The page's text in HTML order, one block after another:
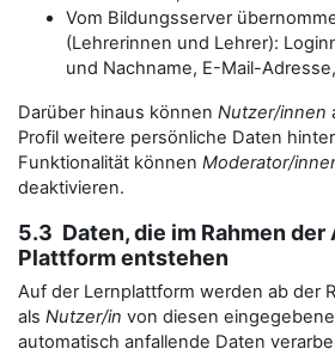
Vom Bildungsserver
(Lehrerinnen und Lehrer):
und Nachname, E-Mail-
Darüber hinaus können Nutzer/innen
Profil weitere persönliche Daten
Funktionalität können Moderator/
deaktivieren.
5.3 Daten, die im Rahmen
Plattform entstehen
Auf der Lernplattform werden ab der
als Nutzer/in von diesen
automatisch anfallende Daten